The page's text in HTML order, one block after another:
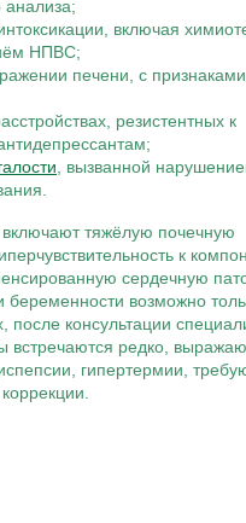
анализа;
включая
НПВС;
печени, с признаками
резистентных к
, вызванной
включают тяжёлую почечную
к
сердечную
беременности возможно
после консультации
редко,
гипертермии,